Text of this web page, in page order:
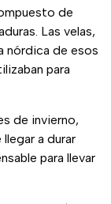
de
Las velas,
nórdica de esos
para
de invierno,
a durar
para llevar